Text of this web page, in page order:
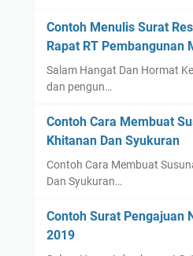
Contoh Menulis Surat
Rapat RT Pembangunan
Salam Hangat Dan Hormat
dan pengun…
Contoh Cara Membuat
Khitanan Dan Syukuran
Contoh Cara Membuat
Dan Syukuran…
Contoh Surat Pengajuan
2019